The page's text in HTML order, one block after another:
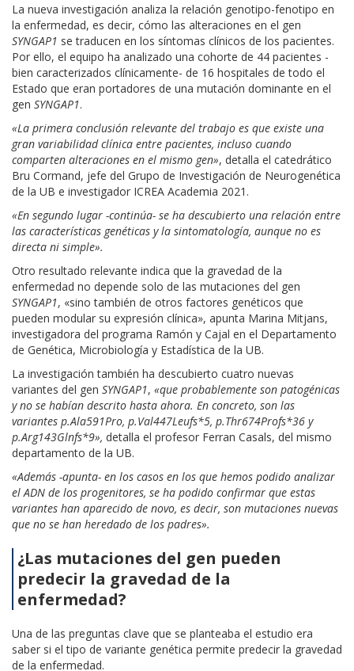
La nueva investigación analiza la relación genotipo-fenotipo en
la enfermedad, es decir, cómo las alteraciones en el gen
SYNGAP1 se traducen en los síntomas clínicos de los pacientes.
Por ello, el equipo ha analizado una cohorte de 44 pacientes -
bien caracterizados clínicamente- de 16 hospitales de todo el
Estado que eran portadores de una mutación dominante en el
gen SYNGAP1.
«La primera conclusión relevante del trabajo es que existe una
gran variabilidad clínica entre pacientes, incluso cuando
comparten alteraciones en el mismo gen», detalla el catedrático
Bru Cormand, jefe del Grupo de Investigación de Neurogenética
de la UB e investigador ICREA Academia 2021.
«En segundo lugar -continúa- se ha descubierto una relación entre
las características genéticas y la sintomatología, aunque no es
directa ni simple».
Otro resultado relevante indica que la gravedad de la
enfermedad no depende solo de las mutaciones del gen
SYNGAP1, «sino también de otros factores genéticos que
pueden modular su expresión clínica», apunta Marina Mitjans,
investigadora del programa Ramón y Cajal en el Departamento
de Genética, Microbiología y Estadística de la UB.
La investigación también ha descubierto cuatro nuevas
variantes del gen SYNGAP1, «que probablemente son patogénicas
y no se habían descrito hasta ahora. En concreto, son las
variantes p.Ala591Pro, p.Val447Leufs*5, p.Thr674Profs*36 y
p.Arg143Glnfs*9», detalla el profesor Ferran Casals, del mismo
departamento de la UB.
«Además -apunta- en los casos en los que hemos podido analizar
el ADN de los progenitores, se ha podido confirmar que estas
variantes han aparecido de novo, es decir, son mutaciones nuevas
que no se han heredado de los padres».
¿Las mutaciones del gen pueden
predecir la gravedad de la
enfermedad?
Una de las preguntas clave que se planteaba el estudio era
saber si el tipo de variante genética permite predecir la gravedad
de la enfermedad.